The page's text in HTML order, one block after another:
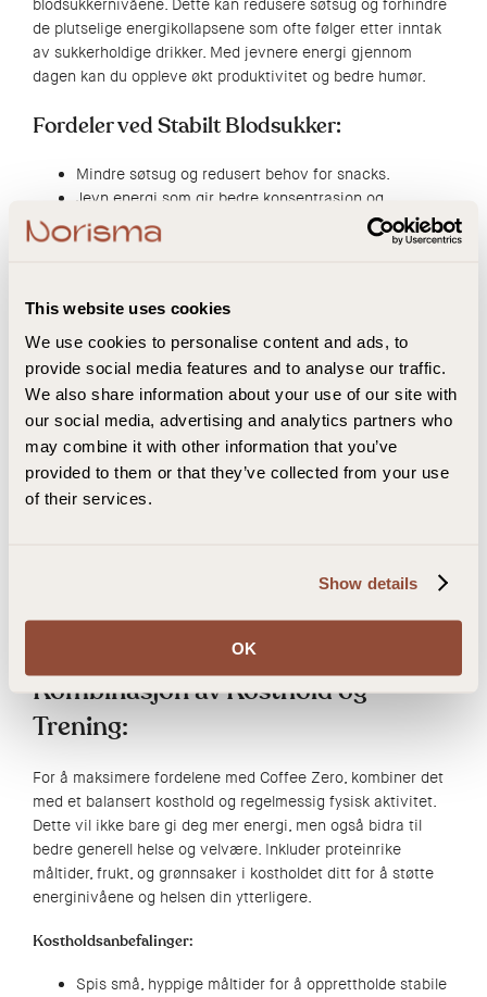
This website uses cookies
We use cookies to personalise content and ads, to
provide social media features and to analyse our traffic.
We also share information about your use of our site with
our social media, advertising and analytics partners who
may combine it with other information that you’ve
provided to them or that they’ve collected from your use
of their services.
Show details
OK
blodsukkernivåene. Dette kan redusere søtsug og forhindre
de plutselige energikollapsene som ofte følger etter inntak
av sukkerholdige drikker. Med jevnere energi gjennom
dagen kan du oppleve økt produktivitet og bedre humør.
Fordeler ved Stabilt Blodsukker:
Mindre søtsug og redusert behov for snacks.
Jevn energi som gir bedre konsentrasjon og
produktivitet.
Forbedret humør og mindre irritabilitet.
Bedre Treningseffektivitet
Med stabil energi og bedre fokus kan du få mer ut av
treningsøktene dine. Coffee Zero kan hjelpe deg med å
opprettholde et høyere energinivå gjennom hele treningen,
noe som kan forbedre ytelsen og resultatene. Koffein har
også vist seg å øke utholdenheten, noe som kan være
nyttig for både kardio- og styrketrening.
maksimal energi.
Kombinasjon av Kosthold og
Trening:
For å maksimere fordelene med Coffee Zero, kombiner det
med et balansert kosthold og regelmessig fysisk aktivitet.
Dette vil ikke bare gi deg mer energi, men også bidra til
bedre generell helse og velvære. Inkluder proteinrike
måltider, frukt, og grønnsaker i kostholdet ditt for å støtte
energinivåene og helsen din ytterligere.
Kostholdsanbefalinger:
Spis små, hyppige måltider for å opprettholde stabile